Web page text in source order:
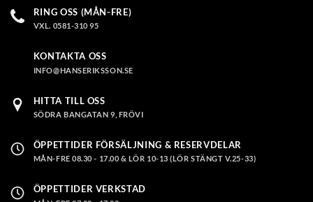
RING OSS (MÅN-FRE)
VXL. 0581-310 95
KONTAKTA OSS
INFO@HANSERIKSSON.SE
HITTA TILL OSS
SÖDRA BANGATAN 9, FRÖVI
ÖPPETTIDER FÖRSÄLJNING & RESERVDELAR
MÅN-FRE 08.30 - 17.00 & LÖR 10-13 (LÖR STÄNGT V.25-33)
ÖPPETTIDER VERKSTAD